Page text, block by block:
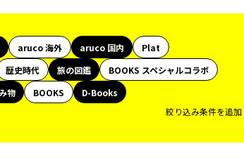
aruco 海外 aruco 国内
Plat
歴史時代 旅の図鑑
BOOKS スペシャルコラボ
物 BOOKS
D-Books
絞り込み条件を追加